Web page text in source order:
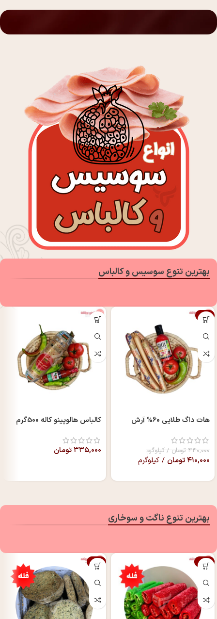
بهترین تنوع سوسیس و کالباس
-7%
هات داگ طلايی 60% آرش
۴۴۰,۰۰۰تومان/ کیلوگرم
۴۱۰,۰۰۰تومان / کیلوگرم
کالباس هالوپینو کاله 500گرم
۳۳۵,۰۰۰تومان
بهترین تنوع ناگت و سوخاری
-16%
-7%